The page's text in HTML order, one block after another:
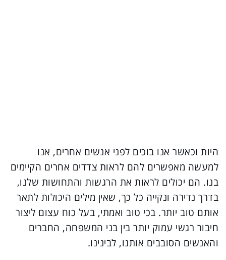
היות וכאשר אנו בוכים לפני אנשים אחרים, אנו
למעשה מאפשרים להם לראות צדדים אחרים הקיימים
בנו. הם יכולים לראות את הרגשות והתחושות שלנו,
בדרך נדירה ונקייה כל כך, שאין מילים היכולות לתאר
אותם טוב יותר. בכי טוב ואמתי, בעל כוח עצום ליצור
חיבור רגשי עמוק יותר בין בני המשפחה, החברים
והאנשים הסובבים אותנו, לבינינו.